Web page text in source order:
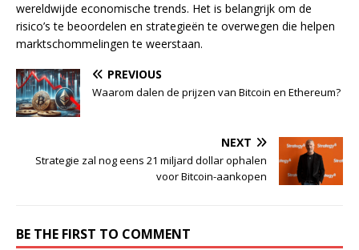
wereldwijde economische trends. Het is belangrijk om de
risico’s te beoordelen en strategieën te overwegen die helpen
marktschommelingen te weerstaan.
PREVIOUS
Waarom dalen de prijzen van Bitcoin en Ethereum?
NEXT
Strategie zal nog eens 21 miljard dollar ophalen
voor Bitcoin-aankopen
BE THE FIRST TO COMMENT